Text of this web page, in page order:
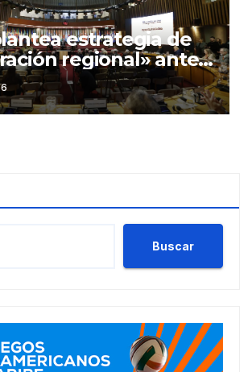
estrategia de
regional» ante
en geopolítica
Buscar